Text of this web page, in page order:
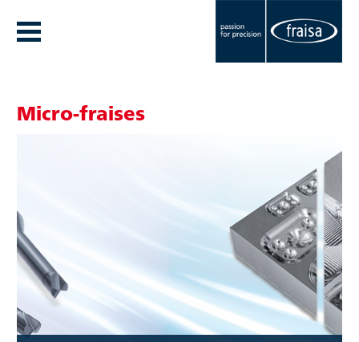
Micro-fraises